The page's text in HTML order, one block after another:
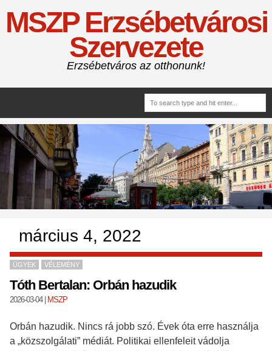
MSZP Erzsébetvárosi
Szervezete
Erzsébetváros az otthonunk!
március 4, 2022
ÜGYEK VÉLEMÉNY
Tóth Bertalan: Orbán hazudik
2026-03-04| MSZP
Orbán hazudik. Nincs rá jobb szó. Évek óta erre használja
a „közszolgálati” médiát. Politikai ellenfeleit vádolja